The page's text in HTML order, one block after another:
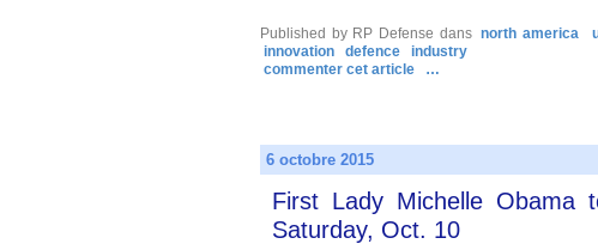
Published by RP Defense dans north america
innovation
defence
industry
commenter cet article
…
6 octobre 2015
First Lady Michelle Obama
Saturday, Oct. 10